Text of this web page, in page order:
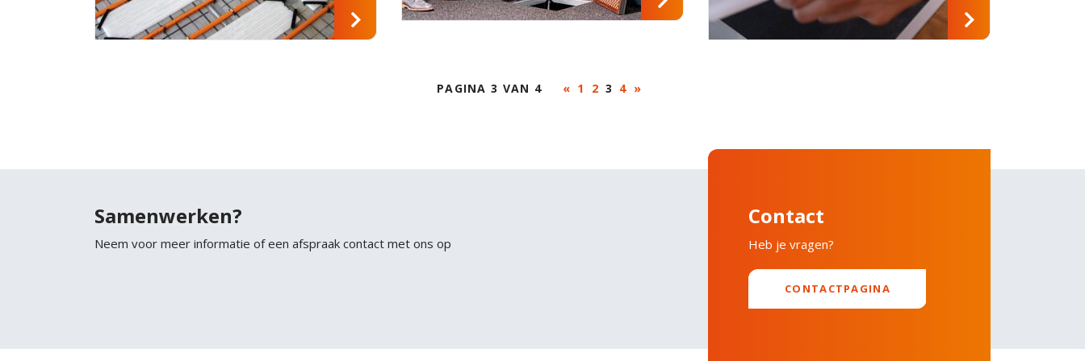
PAGINA 3 VAN 4 « 1 2 3 4 »
Samenwerken?
Neem voor meer informatie of een afspraak contact met ons op
Contact
Heb je vragen?
CONTACTPAGINA